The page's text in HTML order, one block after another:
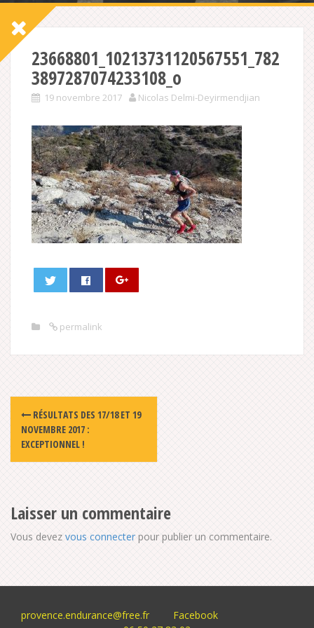
23668801_10213731120567551_782
3897287074233108_o
19 novembre 2017 Nicolas Delmi-Deyirmendjian
permalink
Post
navigation
RÉSULTATS DES 17/18 ET 19
NOVEMBRE 2017 :
EXCEPTIONNEL !
Laisser un commentaire
Vous devez vous connecter pour publier un commentaire.
provence.endurance@free.fr
Facebook